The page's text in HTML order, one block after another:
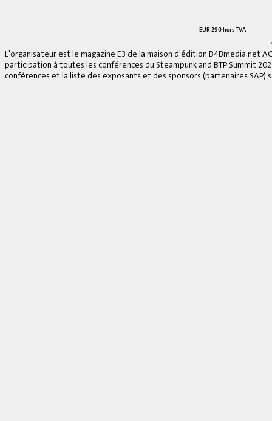
EUR 290 hors TVA
L'organisateur est le magazine E3 de la maison d'édition B4Bmedia.net
participation à toutes les conférences du Steampunk and BTP Summit
conférences et la liste des exposants et des sponsors (partenaires